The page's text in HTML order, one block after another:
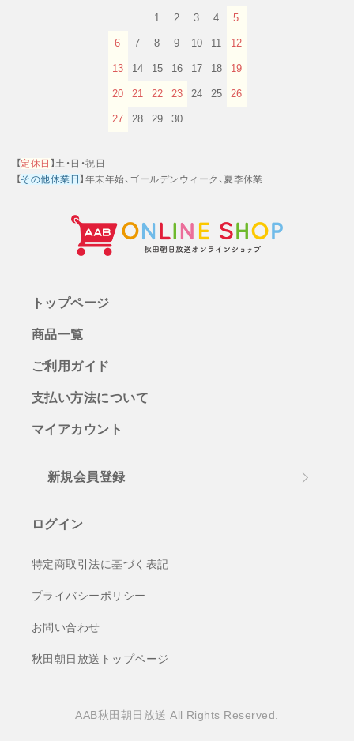
1 2 3 4 5
6 7 8 9 10 11 12
13 14 15 16 17 18 19
20 21 22 23 24 25 26
27 28 29 30
【定休日 】土・日・祝日
【その他休業日 】年末年始、ゴールデンウィーク、夏季休業
トップページ
商品一覧
ご利用ガイド
支払い方法について
マイアカウント
新規会員登録
ログイン
特定商取引法に基づく表記
プライバシーポリシー
お問い合わせ
秋田朝日放送トップページ
AAB秋田朝日放送 All Rights Reserved.